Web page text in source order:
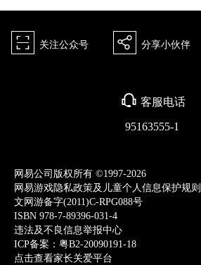
򰀁 关注公众号 򰀂 分享小伙伴
򰀃 客服电话
95163555-1
网易公司版权所有 ©1997-2026
网易游戏隐私政策及儿童个人信息保护规则
文网游备字(2011)C-RPG088号
ISBN 978-7-89396-031-4
违法及不良信息举报中心
ICP备案：粤B2-20090191-18
点击查看家长关爱平台